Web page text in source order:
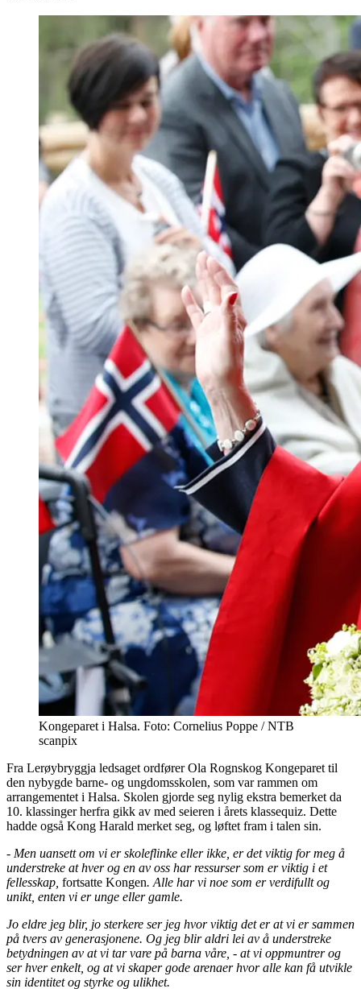
Kongeparet i Halsa. Foto: Cornelius Poppe / NTB
scanpix
Fra Lerøybryggja ledsaget ordfører Ola Rognskog Kongeparet til
den nybygde barne- og ungdomsskolen, som var rammen om
arrangementet i Halsa. Skolen gjorde seg nylig ekstra bemerket da
10. klassinger herfra gikk av med seieren i årets klassequiz. Dette
hadde også Kong Harald merket seg, og løftet fram i talen sin.
- Men uansett om vi er skoleflinke eller ikke, er det viktig for meg å
understreke at hver og en av oss har ressurser som er viktig i et
fellesskap, fortsatte Kongen. Alle har vi noe som er verdifullt og
unikt, enten vi er unge eller gamle.
Jo eldre jeg blir, jo sterkere ser jeg hvor viktig det er at vi er sammen
på tvers av generasjonene. Og jeg blir aldri lei av å understreke
betydningen av at vi tar vare på barna våre, - at vi oppmuntrer og
ser hver enkelt, og at vi skaper gode arenaer hvor alle kan få utvikle
sin identitet og styrke og ulikhet.